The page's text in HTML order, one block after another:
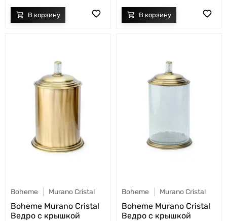
Boheme Murano Cristal
Boheme Murano Cristal
Ведро с крышкой
Boheme Murano Cristal
Boheme Murano Cristal
Ведро с крышкой